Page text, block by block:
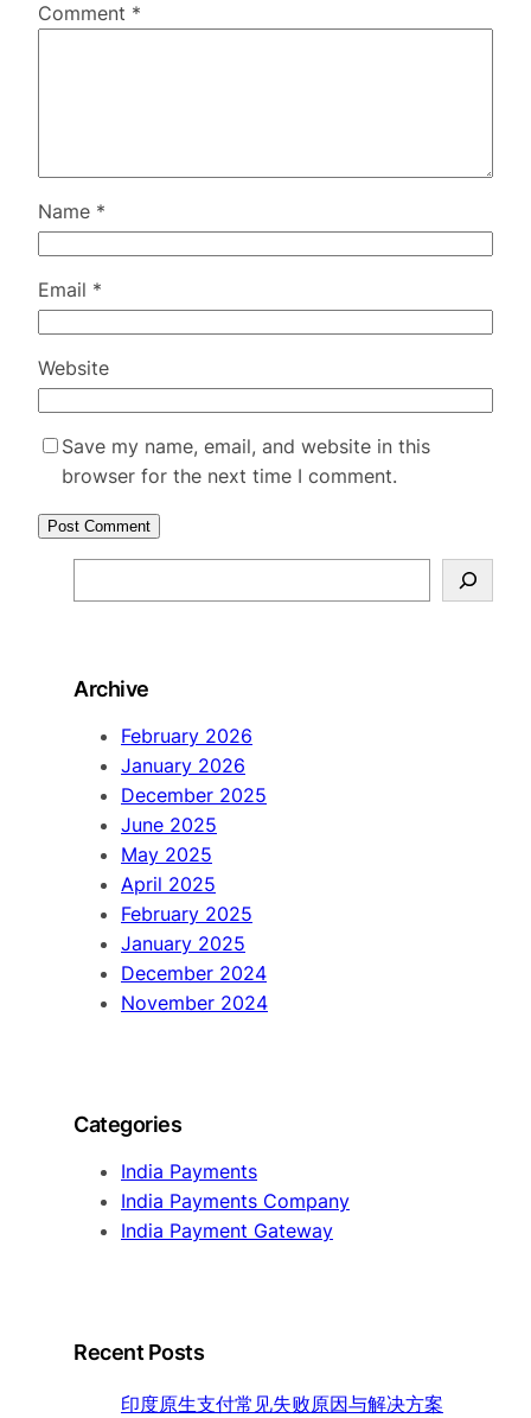
Comment *
Name *
Email *
Website
Save my name, email, and website in this
browser for the next time I comment.
e
c
Archive
February 2026
January 2026
December 2025
June 2025
May 2025
April 2025
February 2025
January 2025
December 2024
November 2024
Categories
India Payments
India Payments Company
India Payment Gateway
Recent Posts
印度原生支付常见失败原因与解决方案